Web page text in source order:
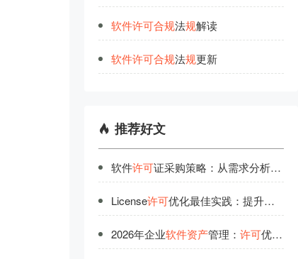
软件许可合规法规解读
软件许可合规法规更新
推荐好文
软件许可证采购策略：从需求分析到供应商评估
License许可优化最佳实践：提升软件授权使用效率
2026年企业软件资产管理： 许可优化与高效使用的完美融合